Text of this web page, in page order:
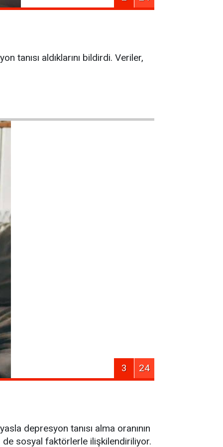
tanısı aldıklarını bildirdi. Veriler,
3 24
depresyon tanısı alma oranının
sosyal faktörlerle ilişkilendiriliyor.